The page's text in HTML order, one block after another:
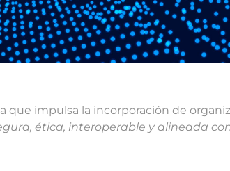
que impulsa la incorporación de
ética, interoperable y alineada